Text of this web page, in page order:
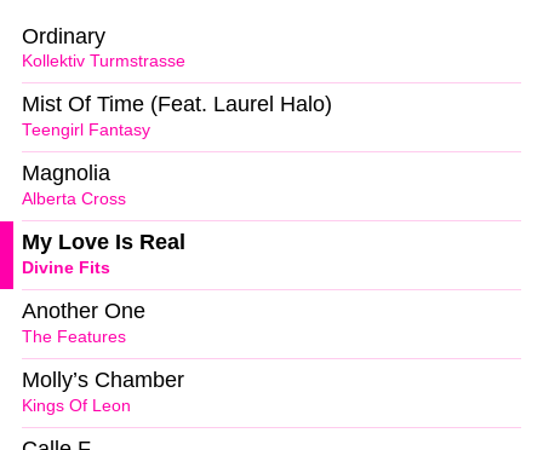
Kollektiv Turmstrasse
Ordinary
Teengirl Fantasy
Mist Of Time (Feat. Laurel Halo)
Alberta Cross
Magnolia
Divine Fits
My Love Is Real
The Features
Another One
Kings Of Leon
Molly’s Chamber